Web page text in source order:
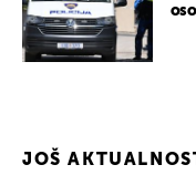
JOŠ